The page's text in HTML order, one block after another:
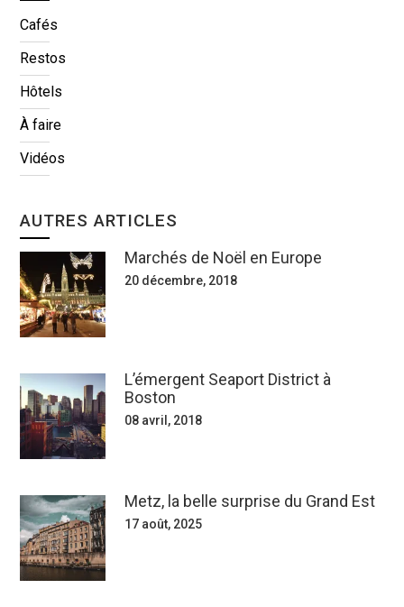
Cafés
Restos
Hôtels
À faire
Vidéos
AUTRES ARTICLES
Marchés de Noël en Europe
20 décembre, 2018
L’émergent Seaport District à
Boston
08 avril, 2018
Metz, la belle surprise du Grand Est
17 août, 2025